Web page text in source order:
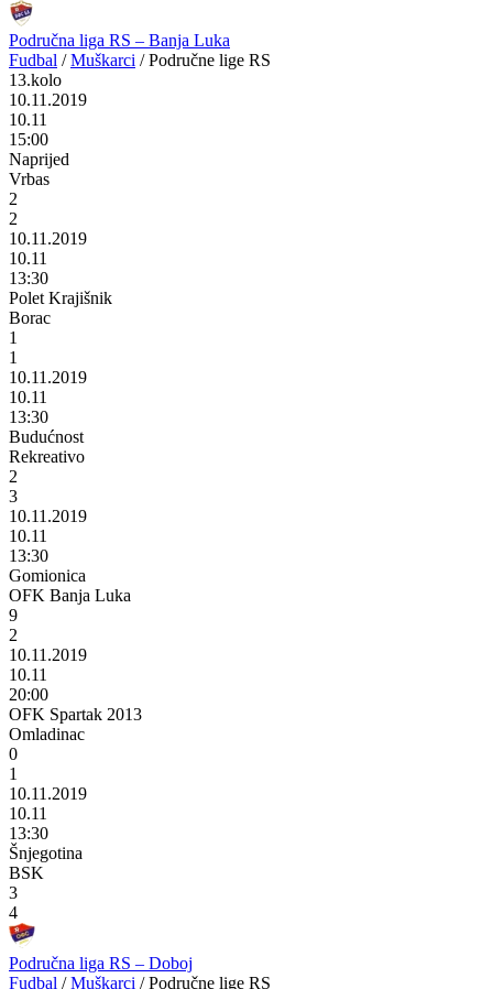
Područna liga RS – Banja Luka
Fudbal / Muškarci / Područne lige RS
13.kolo
10.11.2019
10.11
15:00
Naprijed
Vrbas
2
2
10.11.2019
10.11
13:30
Polet Krajišnik
Borac
1
1
10.11.2019
10.11
13:30
Budućnost
Rekreativo
2
3
10.11.2019
10.11
13:30
Gomionica
OFK Banja Luka
9
2
10.11.2019
10.11
20:00
OFK Spartak 2013
Omladinac
0
1
10.11.2019
10.11
13:30
Šnjegotina
BSK
3
4
Područna liga RS – Doboj
Fudbal / Muškarci / Područne lige RS